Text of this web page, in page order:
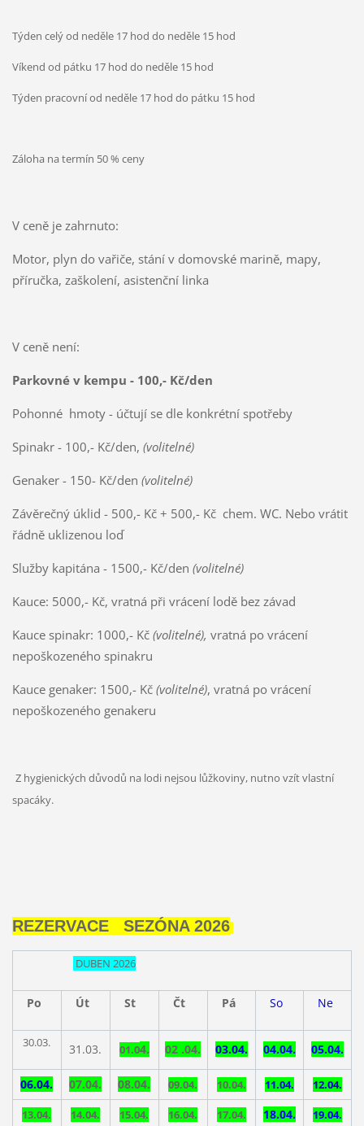
Týden celý od neděle 17 hod do neděle 15 hod
Víkend od pátku 17 hod do neděle 15 hod
Týden pracovní od neděle 17 hod do pátku 15 hod
Záloha na termín 50 % ceny
V ceně je zahrnuto:
Motor, plyn do vařiče, stání v domovské marině, mapy,
příručka, zaškolení, asistenční linka
V ceně není:
Parkovné v kempu - 100,- Kč/den
Pohonné hmoty - účtují se dle konkrétní spotřeby
Spinakr - 100,- Kč/den, (volitelné)
Genaker - 150- Kč/den (volitelné)
Závěrečný úklid - 500,- Kč + 500,- Kč chem. WC. Nebo vrátit
řádně uklizenou loď
Služby kapitána - 1500,- Kč/den (volitelné)
Kauce: 5000,- Kč, vratná při vrácení lodě bez závad
Kauce spinakr: 1000,- Kč (volitelné), vratná po vrácení
nepoškozeného spinakru
Kauce genaker: 1500,- Kč (volitelné), vratná po vrácení
nepoškozeného genakeru
Z hygienických důvodů na lodi nejsou lůžkoviny, nutno vzít vlastní
spacáky.
REZERVACE SEZÓNA 2026
DUBEN 2026
Po Út St Čt Pá So Ne
30.03. 31.03. 01.04. 02 .04. 03.04. 04.04. 05.04.
06.04. 07.04. 08.04. 09.04. 10.04. 11.04. 12.04.
13.04. 14.04. 15.04. 16.04. 17.04. 18.04. 19.04.